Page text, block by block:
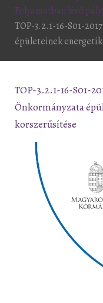
Folyamatban lévő
TOP-3.2.1-16-S01-
épületeinek
TOP-3.2.1-16-S01-
Önkormányzata
korszerűsítése